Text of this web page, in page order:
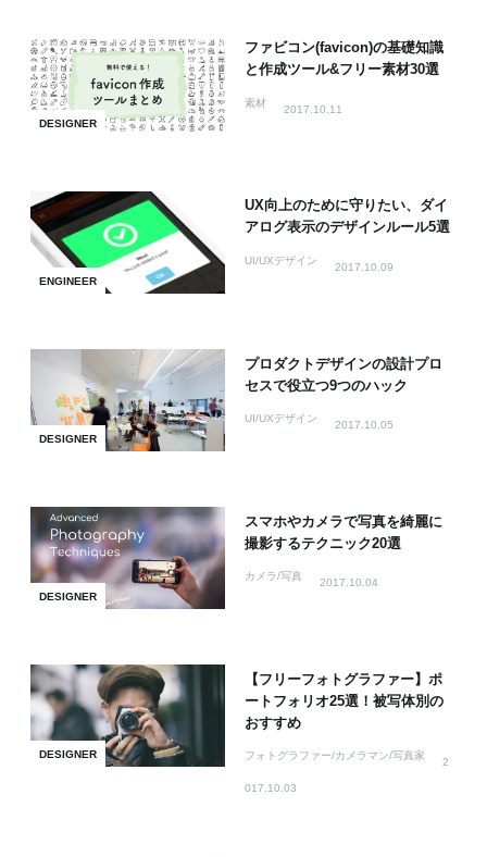
DESIGNER
ファビコン(favicon)の基礎知識
と作成ツール&フリー素材30選
素材
2017.10.11
ENGINEER
UX向上のために守りたい、ダイ
アログ表示のデザインルール5選
UI/UXデザイン
2017.10.09
DESIGNER
プロダクトデザインの設計プロ
セスで役立つ9つのハック
UI/UXデザイン
2017.10.05
DESIGNER
スマホやカメラで写真を綺麗に
撮影するテクニック20選
カメラ/写真
2017.10.04
DESIGNER
【フリーフォトグラファー】ポ
ートフォリオ25選！被写体別の
おすすめ
フォトグラファー/カメラマン/写真家
2
017.10.03